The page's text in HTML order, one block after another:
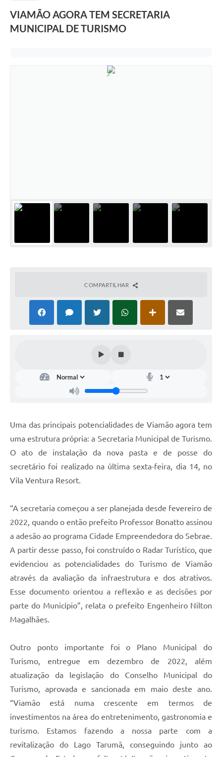
VIAMÃO AGORA TEM SECRETARIA
MUNICIPAL DE TURISMO
COMPARTILHAR
Uma das principais potencialidades de Viamão agora tem
uma estrutura própria: a Secretaria Municipal de Turismo.
O ato de instalação da nova pasta e de posse do
secretário foi realizado na última sexta-feira, dia 14, no
Vila Ventura Resort.
“A secretaria começou a ser planejada desde fevereiro de
2022, quando o então prefeito Professor Bonatto assinou
a adesão ao programa Cidade Empreendedora do Sebrae.
A partir desse passo, foi construído o Radar Turístico, que
evidenciou as potencialidades do Turismo de Viamão
através da avaliação da infraestrutura e dos atrativos.
Esse documento orientou a reflexão e as decisões por
parte do Município”, relata o prefeito Engenheiro Nilton
Magalhães.
Outro ponto importante foi o Plano Municipal do
Turismo, entregue em dezembro de 2022, além
atualização da legislação do Conselho Municipal do
Turismo, aprovada e sancionada em maio deste ano.
“Viamão está numa crescente em termos de
investimentos na área do entretenimento, gastronomia e
turismo. Estamos fazendo a nossa parte com a
revitalização do Lago Tarumã, conseguindo junto ao